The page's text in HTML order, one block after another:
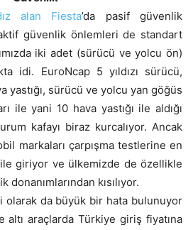
alan Fiesta’da pasif güvenlik
güvenlik önlemleri de standart
iki adet (sürücü ve yolcu ön)
idi. EuroNcap 5 yıldızı sürücü,
yastığı, sürücü ve yolcu yan göğüs
ile yani 10 hava yastığı ile aldığı
kafayı biraz kurcalıyor. Ancak
markaları çarpışma testlerine en
giriyor ve ülkemizde de özellikle
kısılıyor.
olarak da büyük bir hata bulunuyor
araçlarda Türkiye giriş fiyatına